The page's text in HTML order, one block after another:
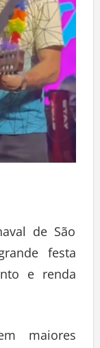
de São
festa
e renda
maiores